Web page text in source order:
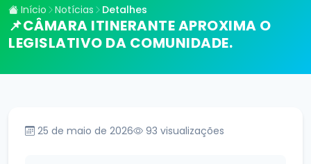
Início Notícias Detalhes
📌CÂMARA ITINERANTE APROXIMA O
LEGISLATIVO DA COMUNIDADE.
25 de maio de 2026 93 visualizações